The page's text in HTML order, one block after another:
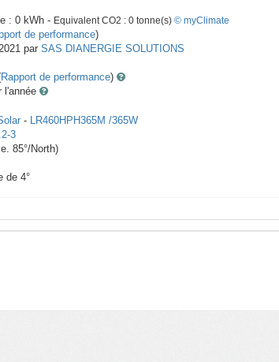
: 0 kWh - Equivalent CO2 : 0 tonne(s) © myClimate
de performance)
par SAS DIANERGIE SOLUTIONS
Rapport de performance)
l'année
- LR460HPH365M /365W
3
85°/North)
de 4°